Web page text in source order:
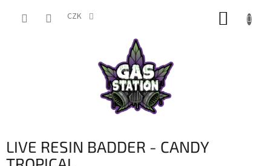
CZK
LIVE RESIN BADDER - CANDY